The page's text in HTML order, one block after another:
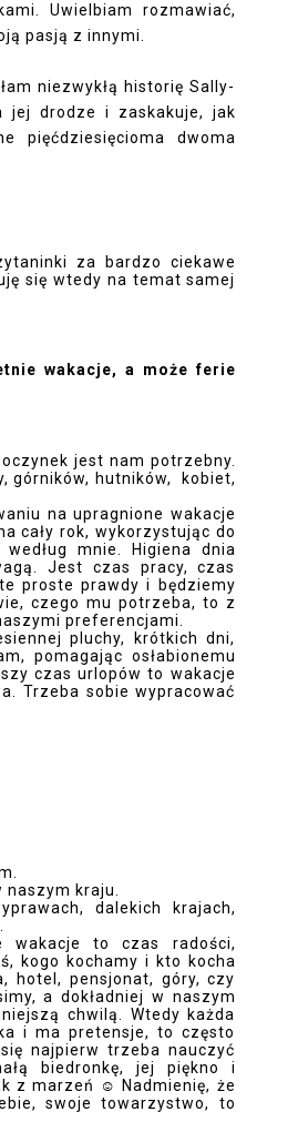
Uwielbiam rozmawiać,
pasją z innymi.
niezwykłą historię Sally-
jej drodze i zaskakuje, jak
pięćdziesięcioma dwoma
za bardzo ciekawe
się wtedy na temat samej
wakacje, a może ferie
jest nam potrzebny.
górników, hutników,  kobiet,
na upragnione wakacje
cały rok, wykorzystując do
mnie. Higiena dnia
Jest czas pracy, czas
proste prawdy i będziemy
czego mu potrzeba, to z
preferencjami.
pluchy, krótkich dni,
pomagając osłabionemu
czas urlopów to wakacje
Trzeba sobie wypracować
naszym kraju.
dalekich krajach,
wakacje to czas radości,
kogo kochamy i kto kocha
hotel, pensjonat, góry, czy
a dokładniej w naszym
chwilą. Wtedy każda
i ma pretensje, to często
najpierw trzeba nauczyć
biedronkę, jej piękno i
z marzeń
☺
Nadmienię, że
swoje towarzystwo, to